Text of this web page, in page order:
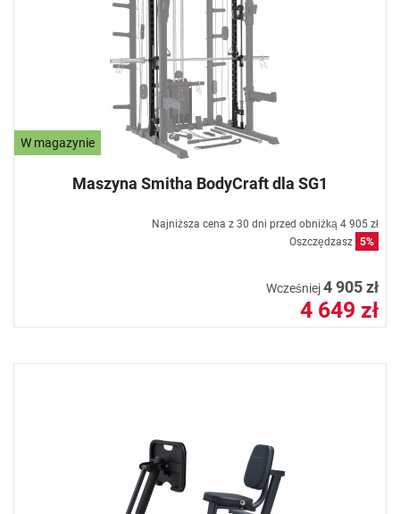
W magazynie
Maszyna Smitha BodyCraft dla SG1
Najniższa cena z 30 dni przed obniżką 4 905 zł
Oszczędzasz 5%
Wcześniej4 905 zł
4 649 zł